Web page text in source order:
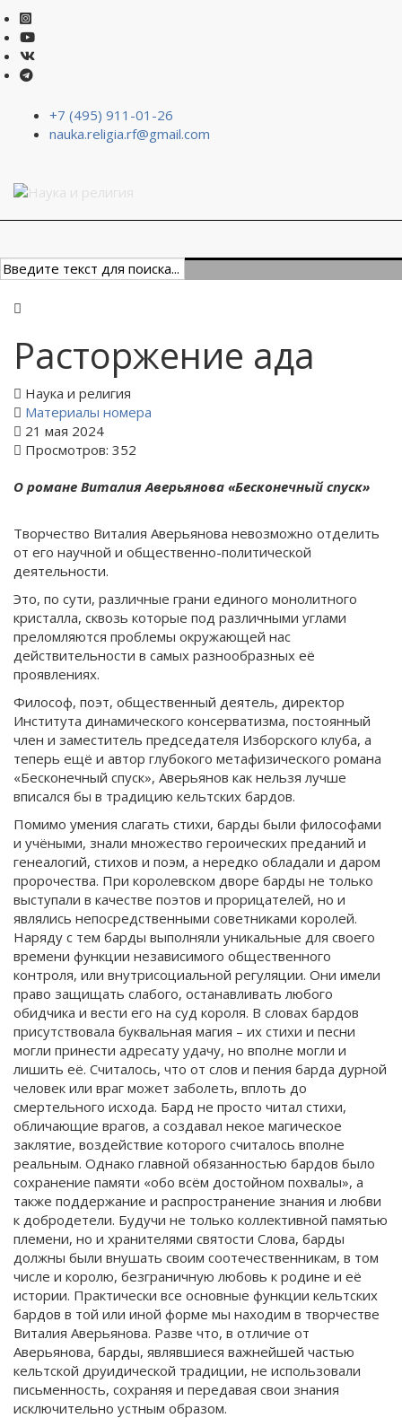
+7 (495) 911-01-26
nauka.religia.rf@gmail.com
Расторжение ада
Наука и религия
Материалы номера
21 мая 2024
Просмотров: 352
О романе Виталия Аверьянова «Бесконечный спуск»
Творчество Виталия Аверьянова невозможно отделить
от его научной и общественно-политической
деятельности.
Это, по сути, различные грани единого монолитного
кристалла, сквозь которые под различными углами
преломляются проблемы окружающей нас
действительности в самых разнообразных её
проявлениях.
Философ, поэт, общественный деятель, директор
Института динамического консерватизма, постоянный
член и заместитель председателя Изборского клуба, а
теперь ещё и автор глубокого метафизического романа
«Бесконечный спуск», Аверьянов как нельзя лучше
вписался бы в традицию кельтских бардов.
Помимо умения слагать стихи, барды были философами
и учёными, знали множество героических преданий и
генеалогий, стихов и поэм, а нередко обладали и даром
пророчества. При королевском дворе барды не только
выступали в качестве поэтов и прорицателей, но и
являлись непосредственными советниками королей.
Наряду с тем барды выполняли уникальные для своего
времени функции независимого общественного
контроля, или внутрисоциальной регуляции. Они имели
право защищать слабого, останавливать любого
обидчика и вести его на суд короля. В словах бардов
присутствовала буквальная магия – их стихи и песни
могли принести адресату удачу, но вполне могли и
лишить её. Считалось, что от слов и пения барда дурной
человек или враг может заболеть, вплоть до
смертельного исхода. Бард не просто читал стихи,
обличающие врагов, а создавал некое магическое
заклятие, воздействие которого считалось вполне
реальным. Однако главной обязанностью бардов было
сохранение памяти «обо всём достойном похвалы», а
также поддержание и распространение знания и любви
к добродетели. Будучи не только коллективной памятью
племени, но и хранителями святости Слова, барды
должны были внушать своим соотечественникам, в том
числе и королю, безграничную любовь к родине и её
истории. Практически все основные функции кельтских
бардов в той или иной форме мы находим в творчестве
Виталия Аверьянова. Разве что, в отличие от
Аверьянова, барды, являвшиеся важнейшей частью
кельтской друидической традиции, не использовали
письменность, сохраняя и передавая свои знания
исключительно устным образом.